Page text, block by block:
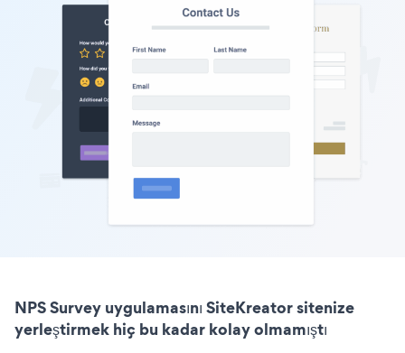
NPS Survey uygulamasını SiteKreator sitenize
yerleştirmek hiç bu kadar kolay olmamıştı